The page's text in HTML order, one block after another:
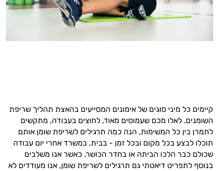
קיימים כל מיני סוגים של אימונים המסייעים בהאצת תהליך שריפת
השומנים. לאלו מכם שעמוסים מאוד, לחוצים בעבודה, מתקשים
לתמרן בין כל המשימות, הנה כמה תרגילים לשריפת שומן אותם
תוכלו לבצע בכל מקום ובכל זמן - בבית, במשרד אחרי יום עבודה
שכולם כבר הלכו הביתה או בחדר הכושר. כאשר אנו משלבים
בנוסף לתפריט דיאטתי גם תרגילים לשריפת שומן, אנו מעודדים לא